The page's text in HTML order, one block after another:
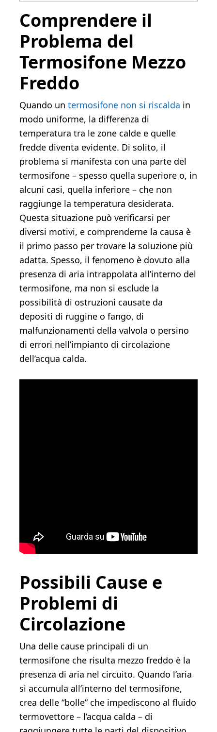
Comprendere il
Problema del
Termosifone Mezzo
Freddo
Quando un termosifone non si riscalda in
modo uniforme, la differenza di
temperatura tra le zone calde e quelle
fredde diventa evidente. Di solito, il
problema si manifesta con una parte del
termosifone – spesso quella superiore o, in
alcuni casi, quella inferiore – che non
raggiunge la temperatura desiderata.
Questa situazione può verificarsi per
diversi motivi, e comprenderne la causa è
il primo passo per trovare la soluzione più
adatta. Spesso, il fenomeno è dovuto alla
presenza di aria intrappolata all’interno del
termosifone, ma non si esclude la
possibilità di ostruzioni causate da
depositi di ruggine o fango, di
malfunzionamenti della valvola o persino
di errori nell’impianto di circolazione
dell’acqua calda.
Possibili Cause e
Problemi di
Circolazione
Una delle cause principali di un
termosifone che risulta mezzo freddo è la
presenza di aria nel circuito. Quando l’aria
si accumula all’interno del termosifone,
crea delle “bolle” che impediscono al fluido
termovettore – l’acqua calda – di